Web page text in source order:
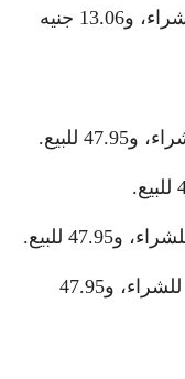
سعر الدرهم الإماراتي: 13.02 جنيه للشراء، و13.06 جنيه
بنك قطر الوطني الأهلي: 47.85 جنيها للشراء، و47.95